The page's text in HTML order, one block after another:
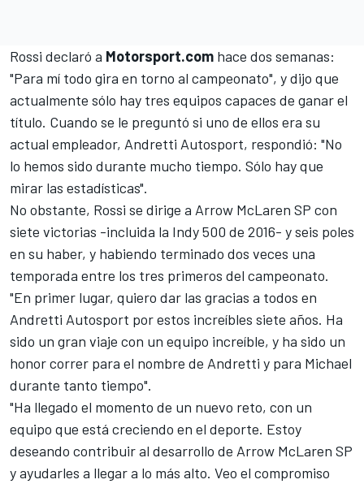
Rossi declaró a Motorsport.com hace dos semanas:
"Para mí todo gira en torno al campeonato", y dijo que
actualmente sólo hay tres equipos capaces de ganar el
título. Cuando se le preguntó si uno de ellos era su
actual empleador, Andretti Autosport, respondió: "No
lo hemos sido durante mucho tiempo. Sólo hay que
mirar las estadísticas".
No obstante, Rossi se dirige a Arrow McLaren SP con
siete victorias -incluida la Indy 500 de 2016- y seis poles
en su haber, y habiendo terminado dos veces una
temporada entre los tres primeros del campeonato.
"En primer lugar, quiero dar las gracias a todos en
Andretti Autosport por estos increíbles siete años. Ha
sido un gran viaje con un equipo increíble, y ha sido un
honor correr para el nombre de Andretti y para Michael
durante tanto tiempo".
"Ha llegado el momento de un nuevo reto, con un
equipo que está creciendo en el deporte. Estoy
deseando contribuir al desarrollo de Arrow McLaren SP
y ayudarles a llegar a lo más alto. Veo el compromiso